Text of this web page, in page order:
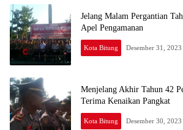
Jelang Malam Pergantian
Apel Pengamanan
Kota Bitung Desember 31, 2023
Menjelang Akhir Tahun 42
Terima Kenaikan Pangkat
Kota Bitung Desember 30, 2023